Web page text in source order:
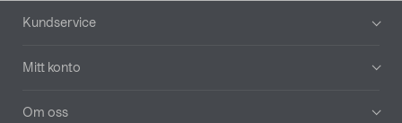
Sidfot
Kundservice
Mitt konto
Om oss